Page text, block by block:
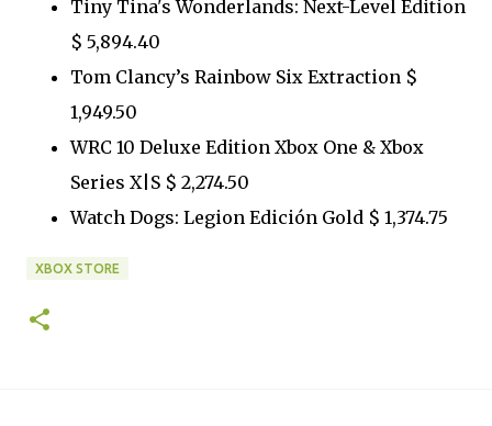
Tiny Tina's Wonderlands: Next-Level Edition
$ 5,894.40
Tom Clancy’s Rainbow Six Extraction $
1,949.50
WRC 10 Deluxe Edition Xbox One & Xbox
Series X|S $ 2,274.50
Watch Dogs: Legion Edición Gold $ 1,374.75
XBOX STORE